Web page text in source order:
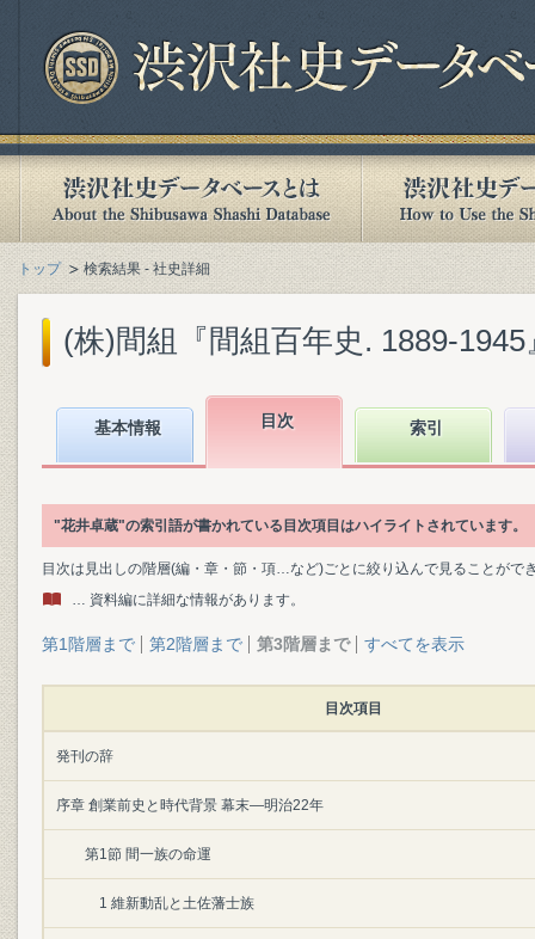
トップ 検索結果 - 社史詳細
(株)間組『間組百年史. 1889-1945
基本情報 目次 索引
"花井卓蔵"の索引語が書かれている目次項目はハイライトされています。
目次は見出しの階層(編・章・節・項…など)ごとに絞り込んで見ることがで
… 資料編に詳細な情報があります。
第1階層まで 第2階層まで 第3階層まで すべてを表示
目次項目
発刊の辞
序章 創業前史と時代背景 幕末―明治22年
第1節 間一族の命運
1 維新動乱と土佐藩士族